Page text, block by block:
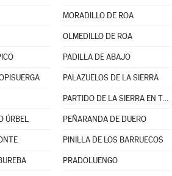
MORADILLO DE ROA
OLMEDILLO DE ROA
PADILLA DE ABAJO
PALAZUELOS DE LA SIERRA
PARTIDO DE LA SIERRA EN TOBALINA
ÚRBEL PEÑARANDA DE DUERO
PINILLA DE LOS BARRUECOS
PRADOLUENGO